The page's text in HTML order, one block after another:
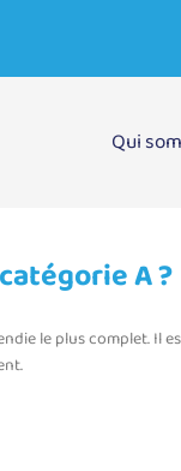
Qui
A ?
le plus complet.